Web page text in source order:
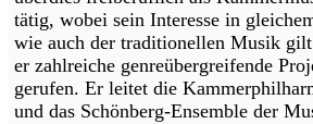
tätig, wobei sein Interesse in
wie auch der traditionellen Musik
er zahlreiche genreübergreifende
gerufen. Er leitet die
und das Schönberg-Ensemble der